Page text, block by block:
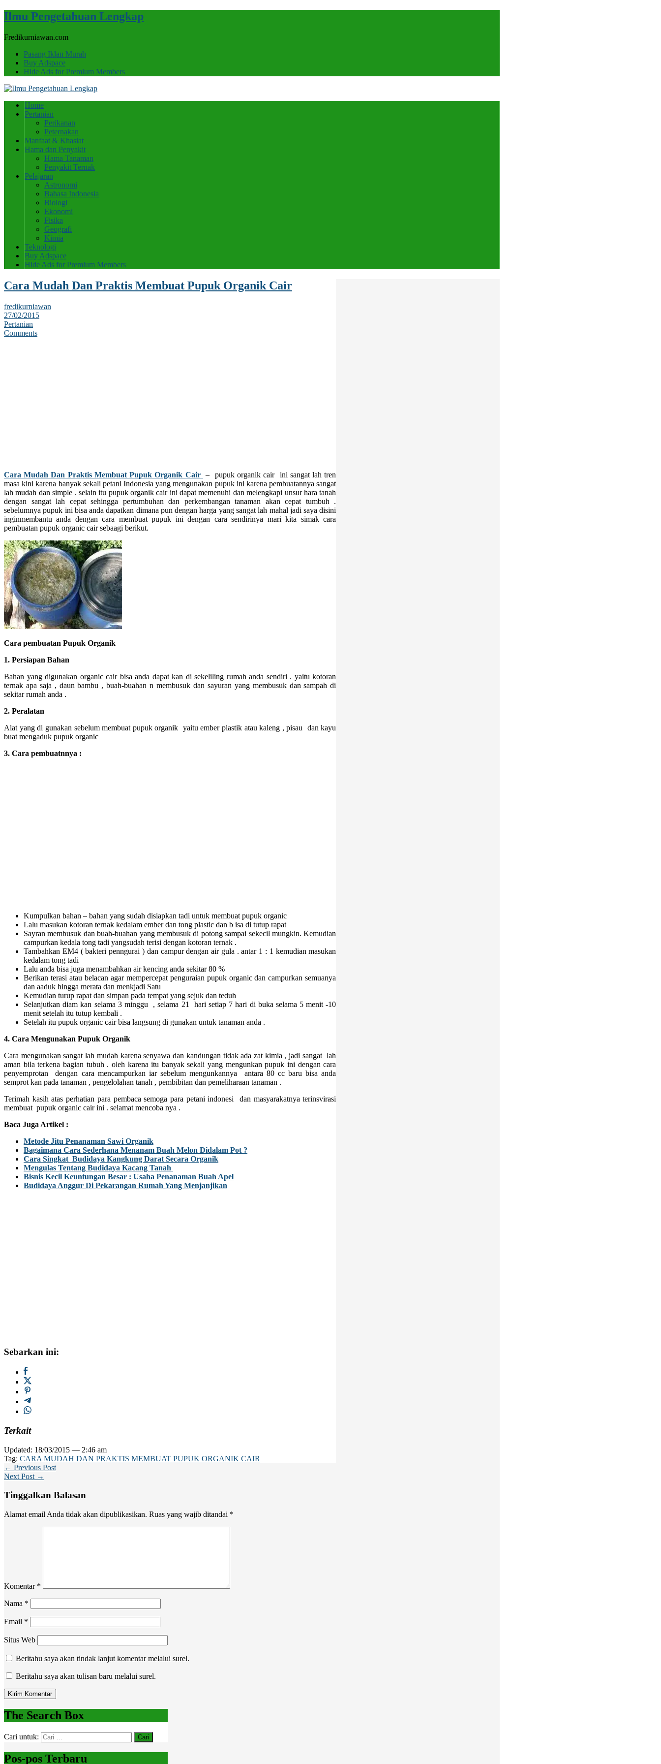
Ilmu Pengetahuan Lengkap
Fredikurniawan.com
Pasang Iklan Murah
Buy Adspace
Hide Ads for Premium Members
Home
Pertanian
Perikanan
Peternakan
Manfaat & Khasiat
Hama dan Penyakit
Hama Tanaman
Penyakit Ternak
Pelajaran
Astronomi
Bahasa Indonesia
Biologi
Ekonomi
Fisika
Geografi
Kimia
Teknologi
Buy Adspace
Hide Ads for Premium Members
Cara Mudah Dan Praktis Membuat Pupuk Organik Cair
fredikurniawan
27/02/2015
Pertanian
Comments
Cara Mudah Dan Praktis Membuat Pupuk Organik Cair – pupuk organik cair ini sangat lah tren
masa kini karena banyak sekali petani Indonesia yang mengunakan pupuk ini karena pembuatannya sangat
lah mudah dan simple . selain itu pupuk organik cair ini dapat memenuhi dan melengkapi unsur hara tanah
dengan sangat lah cepat sehingga pertumbuhan dan perkembangan tanaman akan cepat tumbuh .
sebelumnya pupuk ini bisa anda dapatkan dimana pun dengan harga yang sangat lah mahal jadi saya disini
inginmembantu anda dengan cara membuat pupuk ini dengan cara sendirinya mari kita simak cara
pembuatan pupuk organic cair sebaagi berikut.
Cara pembuatan Pupuk Organik
1. Persiapan Bahan
Bahan yang digunakan organic cair bisa anda dapat kan di sekeliling rumah anda sendiri . yaitu kotoran
ternak apa saja , daun bambu , buah-buahan n membusuk dan sayuran yang membusuk dan sampah di
sekitar rumah anda .
2. Peralatan
Alat yang di gunakan sebelum membuat pupuk organik yaitu ember plastik atau kaleng , pisau dan kayu
buat mengaduk pupuk organic
3. Cara pembuatnnya :
Kumpulkan bahan – bahan yang sudah disiapkan tadi untuk membuat pupuk organic
Lalu masukan kotoran ternak kedalam ember dan tong plastic dan b isa di tutup rapat
Sayran membusuk dan buah-buahan yang membusuk di potong sampai sekecil mungkin. Kemudian
campurkan kedala tong tadi yangsudah terisi dengan kotoran ternak .
Tambahkan EM4 ( bakteri penngurai ) dan campur dengan air gula . antar 1 : 1 kemudian masukan
kedalam tong tadi
Lalu anda bisa juga menambahkan air kencing anda sekitar 80 %
Berikan terasi atau belacan agar mempercepat penguraian pupuk organic dan campurkan semuanya
dan aaduk hingga merata dan menkjadi Satu
Kemudian turup rapat dan simpan pada tempat yang sejuk dan teduh
Selanjutkan diam kan selama 3 minggu , selama 21 hari setiap 7 hari di buka selama 5 menit -10
menit setelah itu tutup kembali .
Setelah itu pupuk organic cair bisa langsung di gunakan untuk tanaman anda .
4. Cara Mengunakan Pupuk Organik
Cara mengunakan sangat lah mudah karena senyawa dan kandungan tidak ada zat kimia , jadi sangat lah
aman bila terkena bagian tubuh . oleh karena itu banyak sekali yang mengunkan pupuk ini dengan cara
penyemprotan dengan cara mencampurkan iar sebelum mengunkannya antara 80 cc baru bisa anda
semprot kan pada tanaman , pengelolahan tanah , pembibitan dan pemeliharaan tanaman .
Terimah kasih atas perhatian para pembaca semoga para petani indonesi dan masyarakatnya terinsvirasi
membuat pupuk organic cair ini . selamat mencoba nya .
Baca Juga Artikel :
Metode Jitu Penanaman Sawi Organik
Bagaimana Cara Sederhana Menanam Buah Melon Didalam Pot ?
Cara Singkat Budidaya Kangkung Darat Secara Organik
Mengulas Tentang Budidaya Kacang Tanah
Bisnis Kecil Keuntungan Besar : Usaha Penanaman Buah Apel
Budidaya Anggur Di Pekarangan Rumah Yang Menjanjikan
Sebarkan ini:
Terkait
Updated: 18/03/2015 — 2:46 am
Tag: CARA MUDAH DAN PRAKTIS MEMBUAT PUPUK ORGANIK CAIR
← Previous Post
Next Post →
Tinggalkan Balasan
Alamat email Anda tidak akan dipublikasikan. Ruas yang wajib ditandai *
Komentar *
Nama *
Email *
Situs Web
Beritahu saya akan tindak lanjut komentar melalui surel.
Beritahu saya akan tulisan baru melalui surel.
The Search Box
Cari untuk:
Pos-pos Terbaru